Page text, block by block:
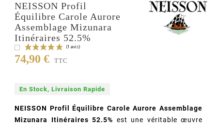
NEISSON Profil
Équilibre Carole Aurore
Assemblage Mizunara
Itinéraires 52.5%
74,90 € TTC
En Stock, Livraison Rapide
NEISSON Profil Équilibre Carole Aurore Assemblage
Mizunara Itinéraires 52.5% est une véritable œuvre